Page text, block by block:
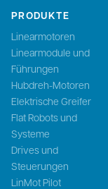
PRODUKTE
Linearmotoren
Linearmodule und
Führungen
Hubdreh-Motoren
Elektrische Greifer
Flat Robots und
Systeme
Drives und
Steuerungen
LinMot Pilot